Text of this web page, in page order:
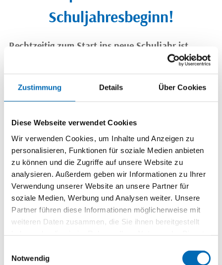
Zustimmung Details Über Cookies
Diese Webseite verwendet Cookies
Wir verwenden Cookies, um Inhalte und Anzeigen zu
personalisieren, Funktionen für soziale Medien anbieten
zu können und die Zugriffe auf unsere Website zu
analysieren. Außerdem geben wir Informationen zu Ihrer
Verwendung unserer Website an unsere Partner für
soziale Medien, Werbung und Analysen weiter. Unsere
Partner führen diese Informationen möglicherweise mit
weiteren Daten zusammen, die Sie ihnen bereitgestellt
Notwendig
Schuljahresbeginn!
Rechtzeitig zum Start ins neue Schuljahr ist
wesentlichen durch die Corona-Pandemie